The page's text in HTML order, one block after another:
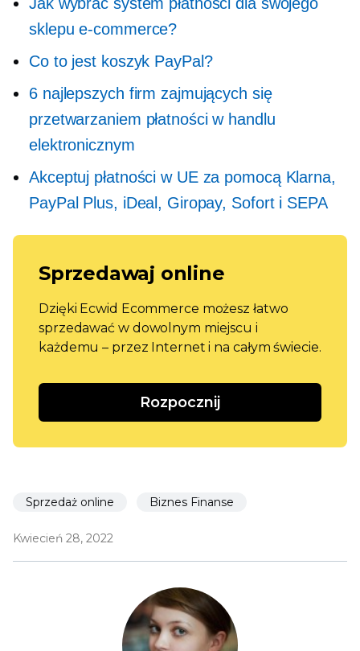
sklepu e-commerce?
Co to jest koszyk PayPal?
6 najlepszych firm zajmujących się
przetwarzaniem płatności w handlu
elektronicznym
Akceptuj płatności w UE za pomocą Klarna,
PayPal Plus, iDeal, Giropay, Sofort i SEPA
Sprzedawaj online
Dzięki Ecwid Ecommerce możesz łatwo
sprzedawać w dowolnym miejscu i
każdemu – przez Internet i na całym świecie.
Rozpocznij
Sprzedaż online Biznes Finanse
Kwiecień 28, 2022